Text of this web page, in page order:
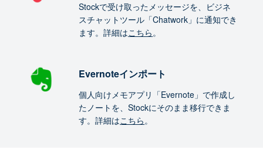
Stockで受け取ったメッセージを、ビジネ
スチャットツール「Chatwork」に通知でき
ます。詳細はこちら。
Evernoteインポート
個人向けメモアプリ「Evernote」で作成し
たノートを、Stockにそのまま移行できま
す。詳細はこちら。